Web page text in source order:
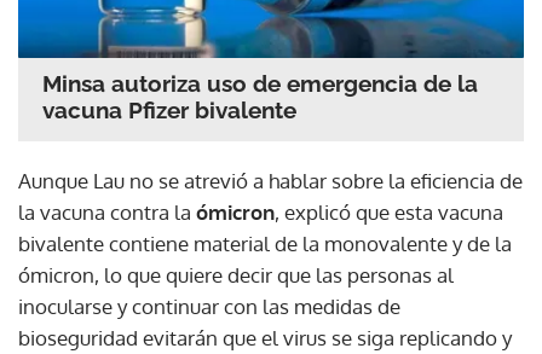
Minsa autoriza uso de emergencia de la
vacuna Pfizer bivalente
Aunque Lau no se atrevió a hablar sobre la eficiencia de
la vacuna contra la ómicron, explicó que esta vacuna
bivalente contiene material de la monovalente y de la
ómicron, lo que quiere decir que las personas al
inocularse y continuar con las medidas de
bioseguridad evitarán que el virus se siga replicando y